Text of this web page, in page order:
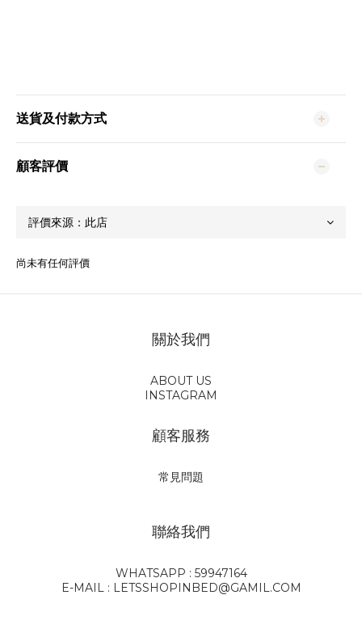
送貨及付款方式
顧客評價
尚未有任何評價
關於我們
ABOUT US
INSTAGRAM
顧客服務
常見問題
聯絡我們
WHATSAPP : 59947164
E-MAIL : LETSSHOPINBED@GAMIL.COM